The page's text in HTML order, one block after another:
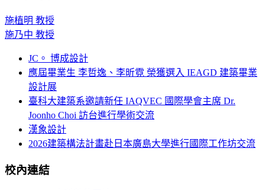
施植明 教授
施乃中 教授
JC。 博成設計
應屆畢業生 李哲逸、李昕霓 榮獲選入 IEAGD 建築畢業
設計展
臺科大建築系邀請新任 IAQVEC 國際學會主席 Dr.
Joonho Choi 訪台進行學術交流
漢象設計
2026建築構法計畫赴日本廣島大學進行國際工作坊交流
校內連結